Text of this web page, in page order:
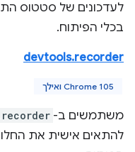
בכלי הפיתוח.
devtools.recorder
Chrome 105 ואילך
משתמשים ב-
להתאים אישית את